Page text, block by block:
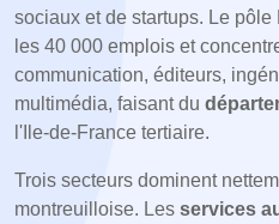
sociaux et de startups. Le
les 40 000 emplois et
communication, éditeurs,
multimédia, faisant du
l'Ile-de-France tertiaire.
Trois secteurs dominent
montreuilloise. Les services